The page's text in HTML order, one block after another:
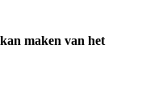
maken van het